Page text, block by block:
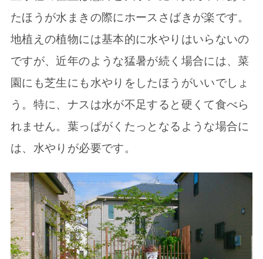
たほうが水まきの際にホースさばきが楽です。
地植えの植物には基本的に水やりはいらないの
ですが、近年のような猛暑が続く場合には、菜
園にも芝生にも水やりをしたほうがいいでしょ
う。特に、ナスは水が不足すると硬くて食べら
れません。葉っぱがくたっとなるような場合に
は、水やりが必要です。